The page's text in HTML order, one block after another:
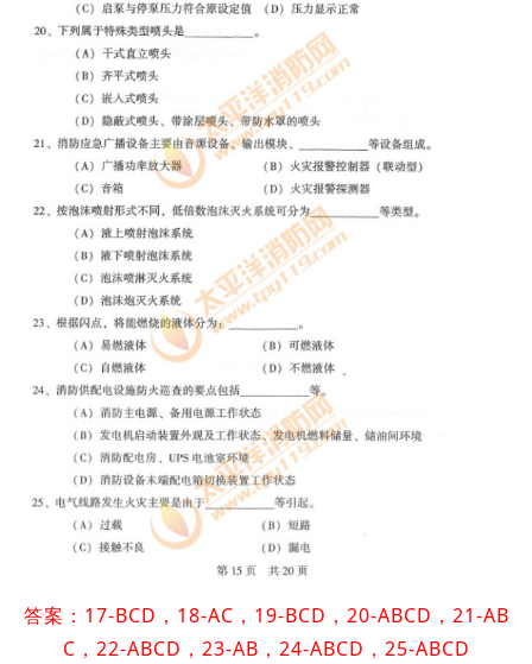
答案：17-BCD，18-AC，19-BCD，20-ABCD，21-AB
C，22-ABCD，23-AB，24-ABCD，25-ABCD